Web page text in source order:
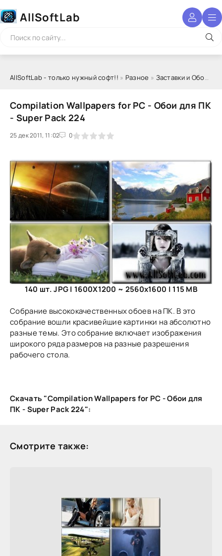
AllSoftLab
AllSoftLab - только нужный софт!! » Разное » Заставки и Обои
Compilation Wallpapers for PC - Обои для ПК
- Super Pack 224
25 дек 2011, 11:02 0
1 2 3 4 5
140 шт. JPG | 1600X1200 ~ 2560x1600 | 115 MB
Собрание высококачественных обоев на ПК. В это
собрание вошли красивейшие картинки на абсолютно
разные темы. Это собрание включает изображения
широкого ряда размеров на разные разрешения
рабочего стола.
Скачать "Compilation Wallpapers for PC - Обои для
ПК - Super Pack 224":
Смотрите также: